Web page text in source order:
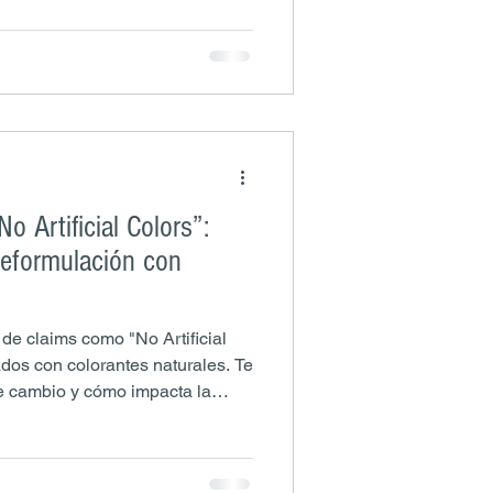
Artificial Colors”:
con
claims como "No Artificial
con colorantes naturales. Te
y cómo impacta la